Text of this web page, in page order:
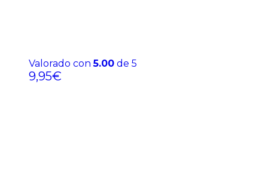
Valorado con5.00 de 5
9,95€